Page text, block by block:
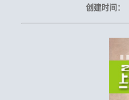
创建时间：